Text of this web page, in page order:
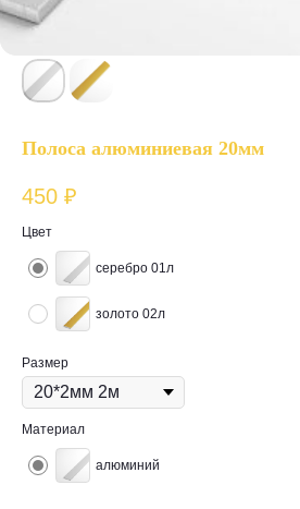
Полоса алюминиевая 20мм
450 ₽
Цвет
серебро 01л
золото 02л
Размер
Материал
алюминий